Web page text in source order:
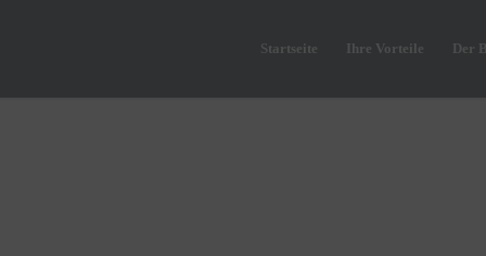
Startseite Ihre Vorteile Der